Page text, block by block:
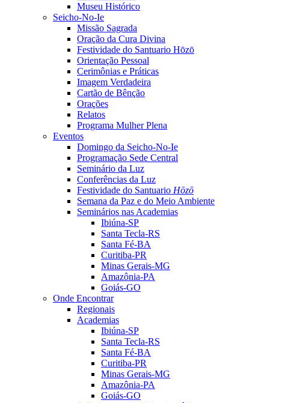
Museu Histórico
Seicho-No-Ie
Missão Sagrada
Oração da Cura Divina
Festividade do Santuario Hōzō
Orientação Pessoal
Cerimônias e Práticas
Imagem Verdadeira
Cartão de Bênção
Orações
Relatos
Programa Mulher Plena
Eventos
Domingo da Seicho-No-Ie
Programação Sede Central
Seminário da Luz
Conferências da Luz
Festividade do Santuario Hōzō
Semana da Paz e do Meio Ambiente
Seminários nas Academias
Ibiúna-SP
Santa Tecla-RS
Santa Fé-BA
Curitiba-PR
Minas Gerais-MG
Amazônia-PA
Goiás-GO
Onde Encontrar
Regionais
Academias
Ibiúna-SP
Santa Tecla-RS
Santa Fé-BA
Curitiba-PR
Minas Gerais-MG
Amazônia-PA
Goiás-GO